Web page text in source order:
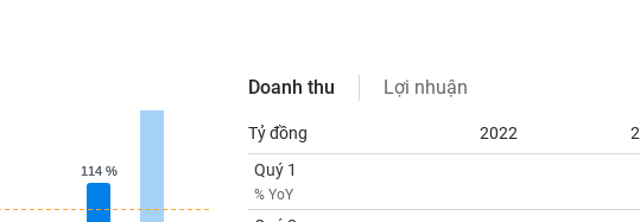
114 %
114 %
Doanh thu Lợi nhuận
Tỷ đồng 2022
Quý 1
% YoY